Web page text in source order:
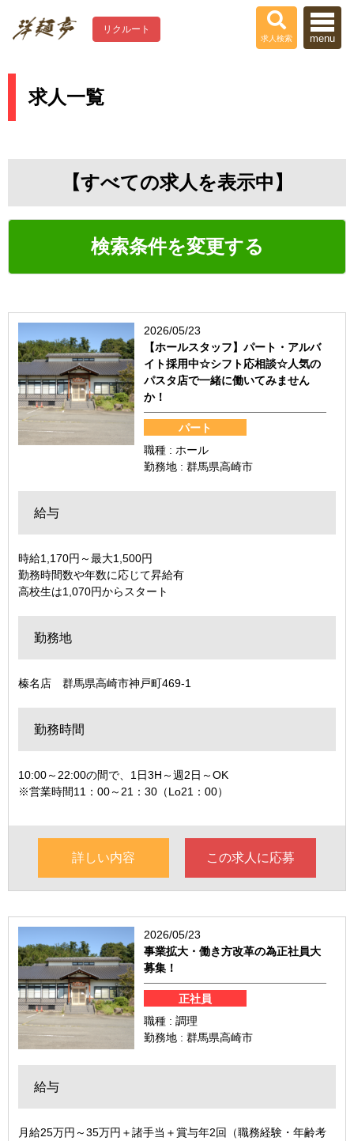
リクルート
求人検索 menu
求人一覧
【すべての求人を表示中】
検索条件を変更する
2026/05/23
【ホールスタッフ】パート・アルバ
イト採用中☆シフト応相談☆人気の
パスタ店で一緒に働いてみません
か！
パート
職種 : ホール
勤務地 : 群馬県高崎市
給与
時給1,170円～最大1,500円
勤務時間数や年数に応じて昇給有
高校生は1,070円からスタート
勤務地
榛名店 群馬県高崎市神戸町469-1
勤務時間
10:00～22:00の間で、1日3H～週2日～OK
※営業時間11：00～21：30（Lo21：00）
詳しい内容 この求人に応募
2026/05/23
事業拡大・働き方改革の為正社員大
募集！
正社員
職種 : 調理
勤務地 : 群馬県高崎市
給与
月給25万円～35万円＋諸手当＋賞与年2回（職務経験・年齢考